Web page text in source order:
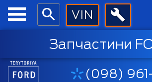
Запчастини
(098)